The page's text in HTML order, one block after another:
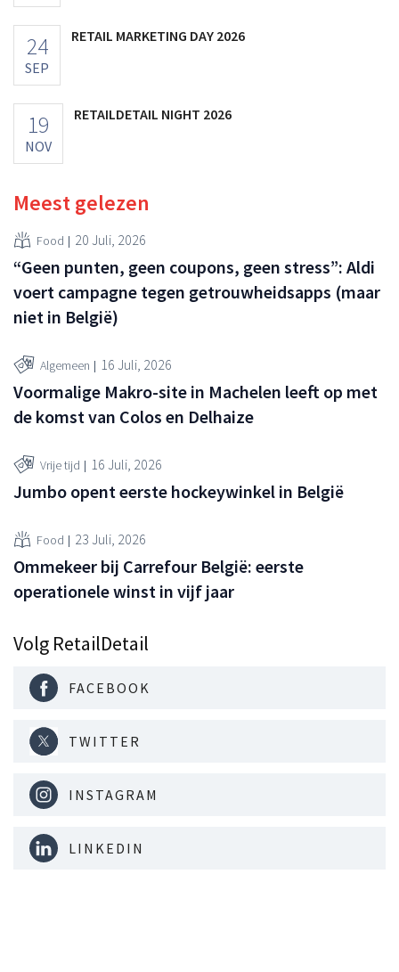
24
SEP
RETAIL MARKETING DAY 2026
19
NOV
RETAILDETAIL NIGHT 2026
Meest gelezen
Food 20 Juli, 2026
“Geen punten, geen coupons, geen stress”: Aldi
voert campagne tegen getrouwheidsapps (maar
niet in België)
Algemeen 16 Juli, 2026
Voormalige Makro-site in Machelen leeft op met
de komst van Colos en Delhaize
Vrije tijd 16 Juli, 2026
Jumbo opent eerste hockeywinkel in België
Food 23 Juli, 2026
Ommekeer bij Carrefour België: eerste
operationele winst in vijf jaar
Volg RetailDetail
FACEBOOK
TWITTER
INSTAGRAM
LINKEDIN